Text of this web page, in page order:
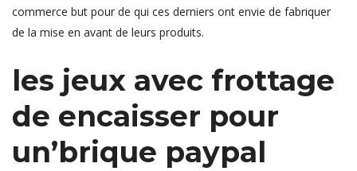
commerce but pour de qui ces derniers ont envie de fabriquer
de la mise en avant de leurs produits.
les jeux avec frottage
de encaisser pour
un’brique paypal